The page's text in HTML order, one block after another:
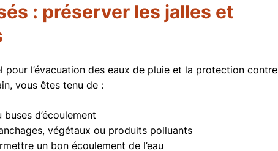
: préserver les jalles et
pour l’évacuation des eaux de pluie et la protection contre
vous êtes tenu de :
d’écoulement
végétaux ou produits polluants
un bon écoulement de l’eau